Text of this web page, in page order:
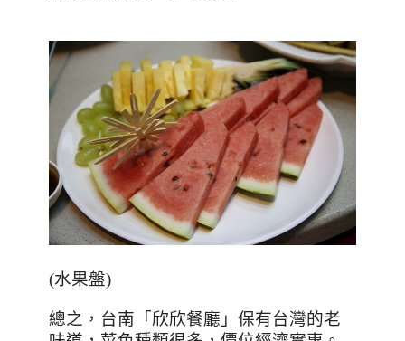
(水果盤)
總之，台南「欣欣餐廳」保有台灣的老